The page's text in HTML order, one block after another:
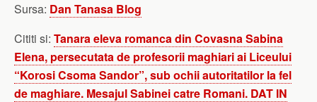
Sursa: Dan Tanasa Blog
Cititi si: Tanara eleva romanca din Covasna Sabina
Elena, persecutata de profesorii maghiari ai Liceului
“Korosi Csoma Sandor”, sub ochii autoritatilor la fel
de maghiare. Mesajul Sabinei catre Romani. DAT IN